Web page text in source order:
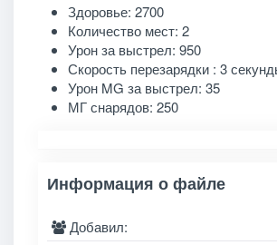
Здоровье: 2700
Количество мест: 2
Урон за выстрел: 950
Скорость перезарядки : 3
Урон MG за выстрел: 35
МГ снарядов: 250
Информация о файле
Добавил: